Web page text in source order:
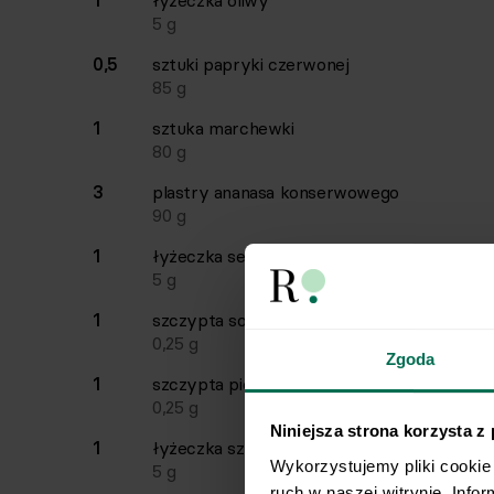
Zgoda
Niniejsza strona korzysta z
Wykorzystujemy pliki
5 g
0,5
sztuki papryki czerwonej
85 g
1
sztuka marchewki
80 g
3
plastry ananasa konserwowego
90 g
1
łyżeczka sezamu
5 g
1
szczypta soli
0,25 g
1
szczypta pieprzu czarnego
0,25 g
1
łyżeczka szczypiorku
5 g